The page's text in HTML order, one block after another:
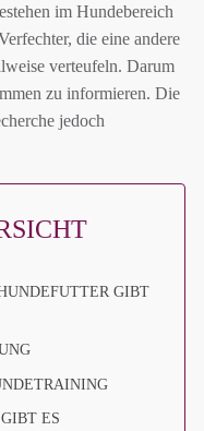
im Hundebereich
die eine andere
verteufeln. Darum
zu informieren. Die
jedoch
GIBT
ES